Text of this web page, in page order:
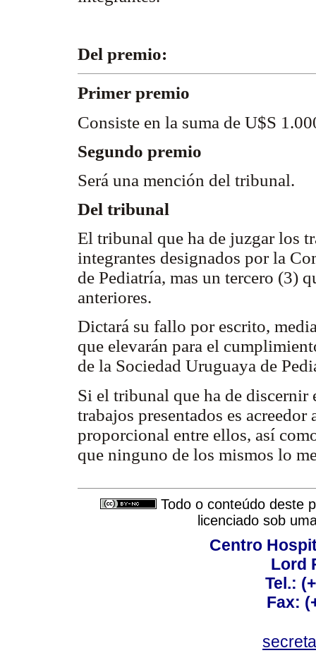
Del premio:
Primer premio
Consiste en la suma de U$S
Segundo premio
Será una mención del tribunal.
Del tribunal
El tribunal que ha de juzgar los
integrantes designados por la
de Pediatría, mas un tercero (3)
anteriores.
Dictará su fallo por escrito,
que elevarán para el
de la Sociedad Uruguaya de
Si el tribunal que ha de discernir
trabajos presentados es
proporcional entre ellos, así
que ninguno de los mismos lo
Todo o conteúdo deste
licenciado sob
Centro
Lord
Tel.:
Fax: